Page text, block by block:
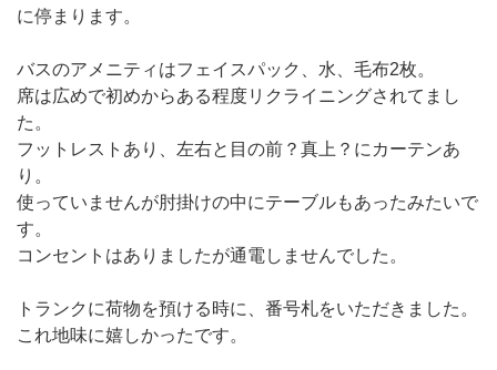
に停まります。
バスのアメニティはフェイスパック、水、毛布2枚。
席は広めで初めからある程度リクライニングされてまし
た。
フットレストあり、左右と目の前？真上？にカーテンあ
り。
使っていませんが肘掛けの中にテーブルもあったみたいで
す。
コンセントはありましたが通電しませんでした。
トランクに荷物を預ける時に、番号札をいただきました。
これ地味に嬉しかったです。